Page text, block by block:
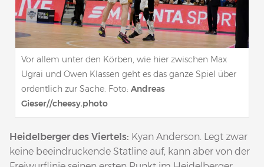
Vor allem unter den Körben, wie hier zwischen Max
Ugrai und Owen Klassen geht es das ganze Spiel über
ordentlich zur Sache. Foto: Andreas
Gieser//cheesy.photo
Heidelberger des Viertels: Kyan Anderson. Legt zwar
keine beeindruckende Statline auf, kann aber von der